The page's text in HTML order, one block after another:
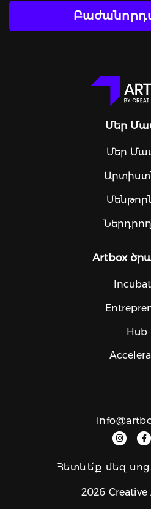
Մեր
Մեր
Artbox
Hub
2026
Հետևե՛ք մեզ